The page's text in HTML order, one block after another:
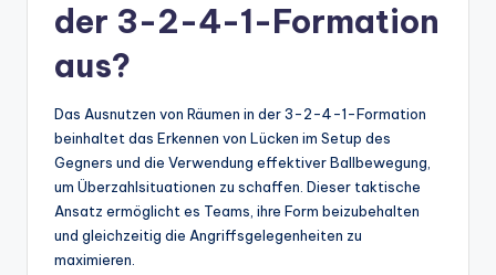
der 3-2-4-1-Formation
aus?
Das Ausnutzen von Räumen in der 3-2-4-1-Formation
beinhaltet das Erkennen von Lücken im Setup des
Gegners und die Verwendung effektiver Ballbewegung,
um Überzahlsituationen zu schaffen. Dieser taktische
Ansatz ermöglicht es Teams, ihre Form beizubehalten
und gleichzeitig die Angriffsgelegenheiten zu
maximieren.